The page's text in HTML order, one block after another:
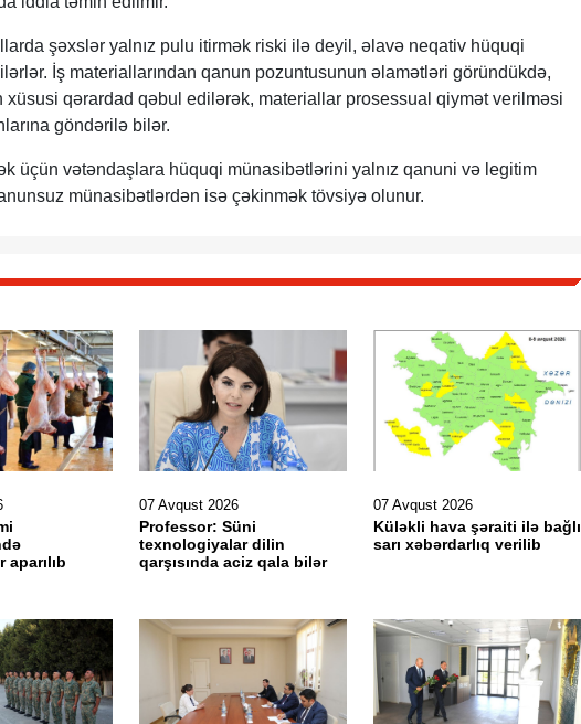
şəxslər yalnız pulu itirmək riski ilə deyil, əlavə neqativ hüquqi
İş materiallarından qanun pozuntusunun əlamətləri göründükdə,
xüsusi qərardad qəbul edilərək, materiallar prosessual qiymət verilməsi
göndərilə bilər.
üçün vətəndaşlara hüquqi münasibətlərini yalnız qanuni və legitim
münasibətlərdən isə çəkinmək tövsiyə olunur.
07 Avqust 2026
Professor: Süni
texnologiyalar dilin
qarşısında aciz qala bilər
07 Avqust 2026
Küləkli hava şəraiti ilə bağlı
sarı xəbərdarlıq verilib